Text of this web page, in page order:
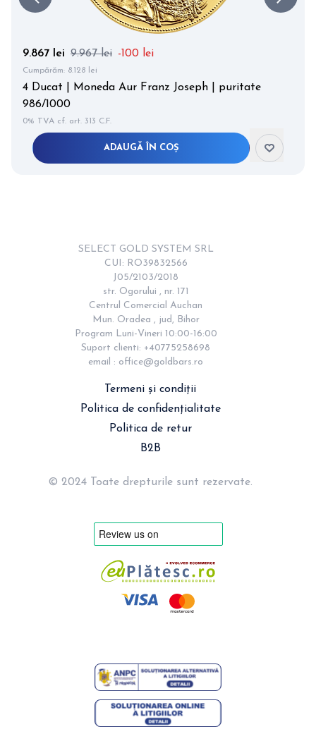
9.867 lei 9.967 lei -100 lei
Cumpărăm: 8.128 lei
4 Ducat | Moneda Aur Franz Joseph | puritate
986/1000
0% TVA cf. art. 313 C.F.
ADAUGĂ ÎN COȘ
SELECT GOLD SYSTEM SRL
CUI: RO39832566
J05/2103/2018
str. Ogorului , nr. 171
Centrul Comercial Auchan
Mun. Oradea , jud, Bihor
Program Luni-Vineri 10:00-16:00
Suport clienti: +40775258698
email : office@goldbars.ro
Termeni și condiții
Politica de confidențialitate
Politica de retur
B2B
© 2024 Toate drepturile sunt rezervate.